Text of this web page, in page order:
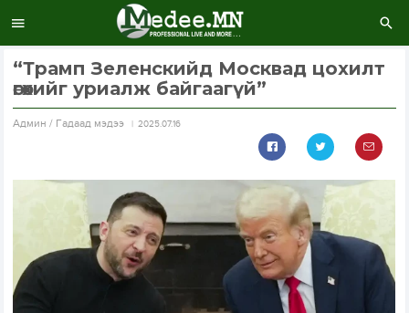
“Трамп Зеленскийд Москвад цохилт
өгөхийг уриалж байгаагүй”
Aдмин / Гадаад мэдээ 2025.07.16